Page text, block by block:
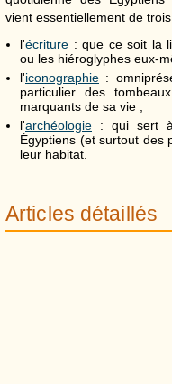
vient essentiellement de
l'écriture : que ce soit la
ou les hiéroglyphes eux-
l'iconographie :
particulier des
marquants de sa vie ;
l'archéologie : qui sert à
Égyptiens (et surtout des
leur habitat.
Articles détaillés